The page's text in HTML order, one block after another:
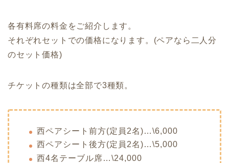
各有料席の料金をご紹介します。
それぞれセットでの価格になります。(ペアなら二人分
のセット価格)
チケットの種類は全部で3種類。
西ペアシート前方(定員2名)…\6,000
西ペアシート後方(定員2名)…\5,000
西4名テーブル席…\24,000